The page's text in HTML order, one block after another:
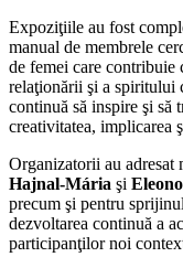
Expoziţiile au fost
manual de membrele
de femei care contribuie
relaţionării şi a spiritului
continuă să inspire şi să
creativitatea, implicarea
Organizatorii au
Hajnal-Mária şi
precum şi pentru
dezvoltarea continuă a
participanţilor noi